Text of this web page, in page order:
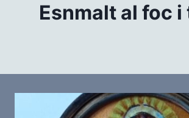
Esnmalt al foc